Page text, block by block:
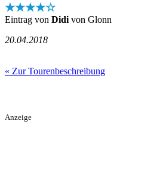
★★★★☆
Eintrag von Didi von Glonn
20.04.2018
« Zur Tourenbeschreibung
Anzeige